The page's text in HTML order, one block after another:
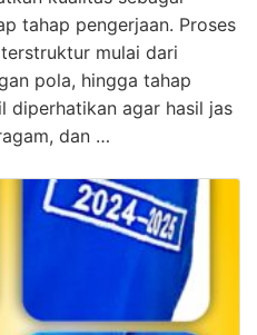
tahap pengerjaan. Proses
mulai dari
pola, hingga tahap
diperhatikan agar hasil jas
dan …